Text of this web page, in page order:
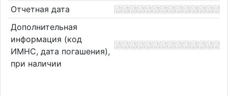
Отчетная дата
Дополнительная
информация (код
ИМНС, дата погашения),
при наличии